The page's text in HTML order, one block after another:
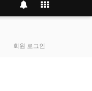
회원 로그인